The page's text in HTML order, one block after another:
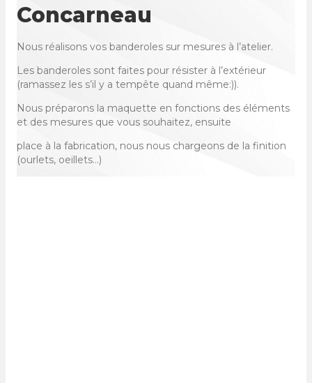
Concarneau
Nous réalisons vos banderoles sur mesures à l’atelier.
Les banderoles sont faites pour résister à l’extérieur
(ramassez les s’il y a tempête quand même:)).
Nous préparons la maquette en fonctions des éléments
et des mesures que vous souhaitez, ensuite
place à la fabrication, nous nous chargeons de la finition
(ourlets, oeillets…)